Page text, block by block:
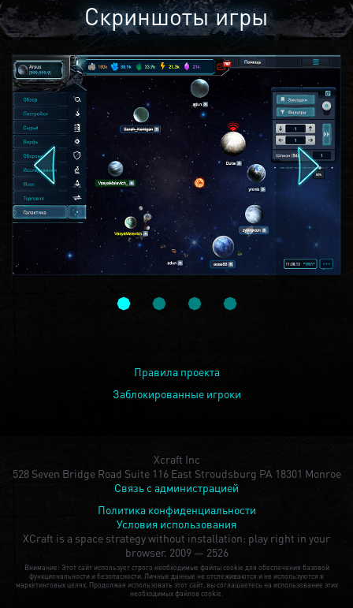
Скриншоты игры
Правила проекта
Заблокированные игроки
Xcraft Inc
528 Seven Bridge Road Suite 116 East Stroudsburg PA 18301 Monroe
Связь с администрацией
Политика конфиденциальности
Условия использования
XCraft is a space strategy without installation: play right in your
browser. 2009 — 2526
Внимание: Этот сайт использует строго необходимые файлы cookie для обеспечения базовой
функциональности и безопасности. Личные данные не отслеживаются и не используются в
маркетинговых целях. Продолжая использовать этот сайт, вы соглашаетесь на использование этих
необходимых файлов cookie.